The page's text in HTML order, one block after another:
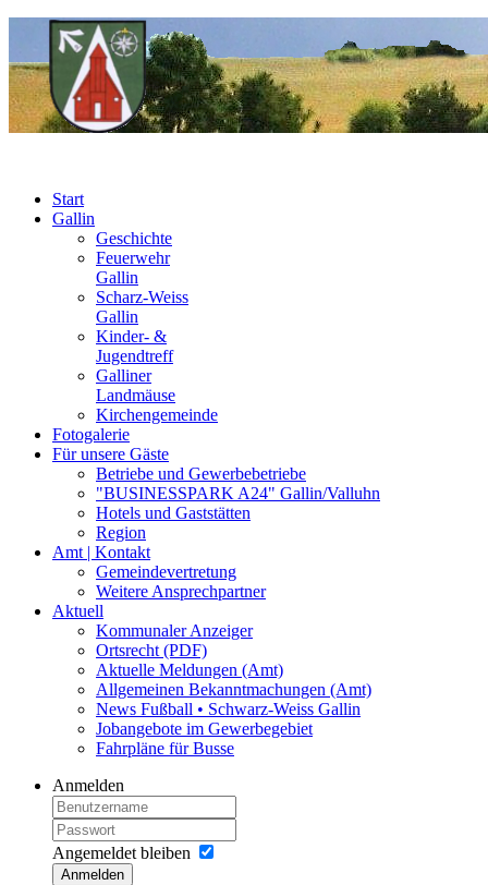
Start
Gallin
Geschichte
Feuerwehr
Gallin
Scharz-Weiss
Gallin
Kinder- &
Jugendtreff
Galliner
Landmäuse
Kirchengemeinde
Fotogalerie
Für unsere Gäste
Betriebe und Gewerbebetriebe
"BUSINESSPARK A24" Gallin/Valluhn
Hotels und Gaststätten
Region
Amt | Kontakt
Gemeindevertretung
Weitere Ansprechpartner
Aktuell
Kommunaler Anzeiger
Ortsrecht (PDF)
Aktuelle Meldungen (Amt)
Allgemeinen Bekanntmachungen (Amt)
News Fußball • Schwarz-Weiss Gallin
Jobangebote im Gewerbegebiet
Fahrpläne für Busse
Anmelden
Angemeldet bleiben
Anmelden